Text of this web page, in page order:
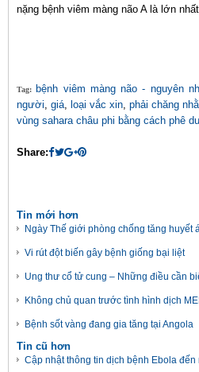
nặng bệnh viêm màng não A là lớn
Tag:
bệnh viêm màng não - nguyên
người, giá, loại vắc xin, phải chăng
vùng sahara châu phi bằng cách phê
Share:
Tin mới hơn
Ngày Thế giới phòng chống tăng huyết
Vi rút đột biến gây bệnh giống bại liệt
Ung thư cổ tử cung – Những điều cần
Không chủ quan trước tình hình dịch
Bệnh sốt vàng đang gia tăng tại Angola
Tin cũ hơn
Cập nhật thông tin dịch bệnh Ebola